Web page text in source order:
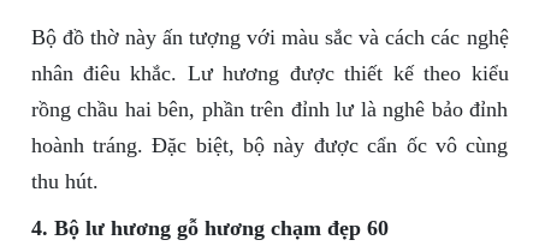
Bộ đồ thờ này ấn tượng với màu sắc và cách các nghệ
nhân điêu khắc. Lư hương được thiết kế theo kiểu
rồng chầu hai bên, phần trên đỉnh lư là nghê bảo đỉnh
hoành tráng. Đặc biệt, bộ này được cẩn ốc vô cùng
thu hút.
4. Bộ lư hương gỗ hương chạm đẹp 60